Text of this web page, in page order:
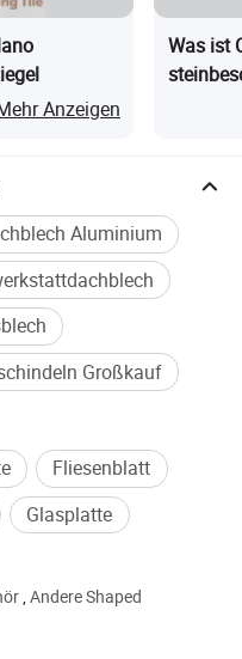
Anzeigen
Was ist
Aluminium
Großkauf
Fliesenblatt
Glasplatte
,Andere Shaped